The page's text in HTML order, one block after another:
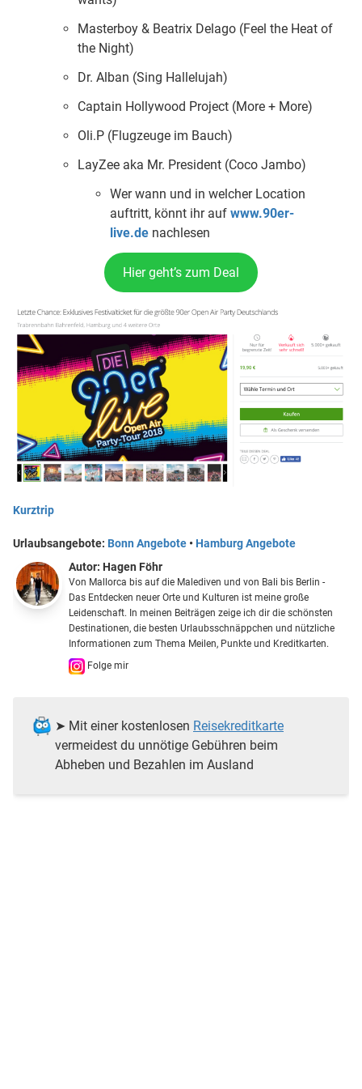
Masterboy & Beatrix Delago (Feel the Heat of
the Night)
Dr. Alban (Sing Hallelujah)
Captain Hollywood Project (More + More)
Oli.P (Flugzeuge im Bauch)
LayZee aka Mr. President (Coco Jambo)
Wer wann und in welcher Location
auftritt, könnt ihr auf www.90er-
live.de nachlesen
Hier geht’s zum Deal
Kurztrip
Urlaubsangebote: Bonn Angebote • Hamburg Angebote
Autor: Hagen Föhr
Von Mallorca bis auf die Malediven und von Bali bis Berlin -
Das Entdecken neuer Orte und Kulturen ist meine große
Leidenschaft. In meinen Beiträgen zeige ich dir die schönsten
Destinationen, die besten Urlaubsschnäppchen und nützliche
Informationen zum Thema Meilen, Punkte und Kreditkarten.
Folge mir
➤ Mit einer kostenlosen Reisekreditkarte
vermeidest du unnötige Gebühren beim
Abheben und Bezahlen im Ausland